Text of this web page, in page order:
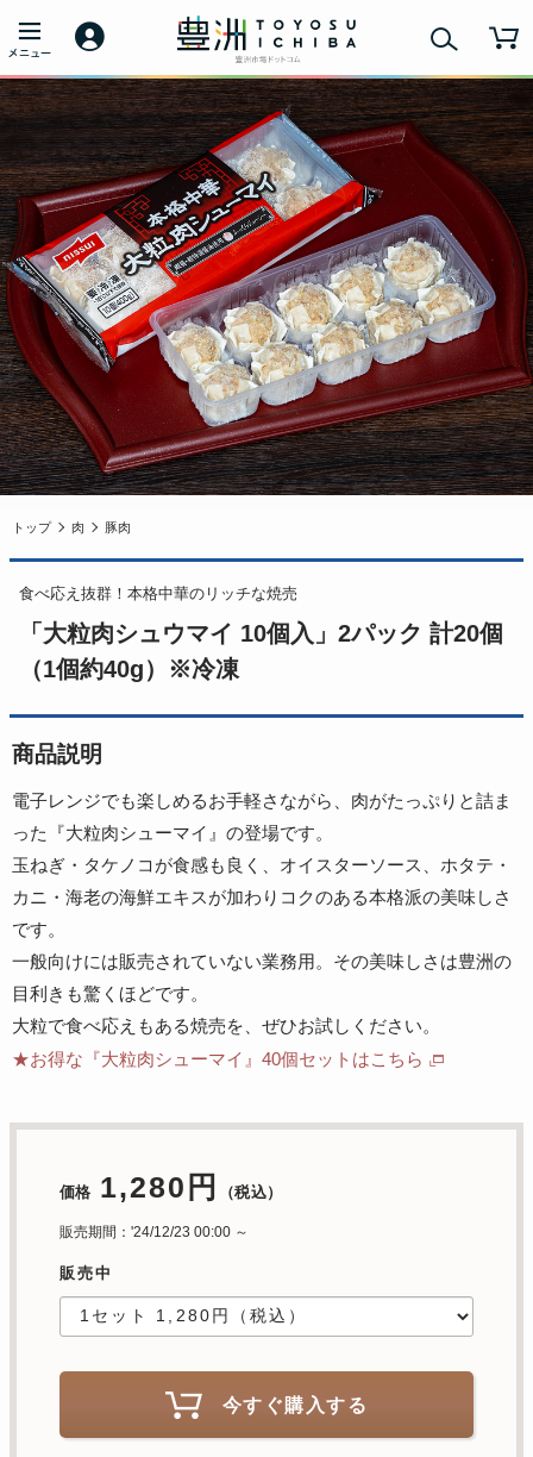
トップ 肉 豚肉
食べ応え抜群！本格中華のリッチな焼売
「大粒肉シュウマイ 10個入」2パック 計20個
（1個約40g）※冷凍
商品説明
電子レンジでも楽しめるお手軽さながら、肉がたっぷりと詰ま
った『大粒肉シューマイ』の登場です。
玉ねぎ・タケノコが食感も良く、オイスターソース、ホタテ・
カニ・海老の海鮮エキスが加わりコクのある本格派の美味しさ
です。
一般向けには販売されていない業務用。その美味しさは豊洲の
目利きも驚くほどです。
大粒で食べ応えもある焼売を、ぜひお試しください。
★お得な『大粒肉シューマイ』40個セットはこちら
価格 1,280円 （税込）
販売期間：'24/12/23 00:00 ～
販売中
今すぐ購入する